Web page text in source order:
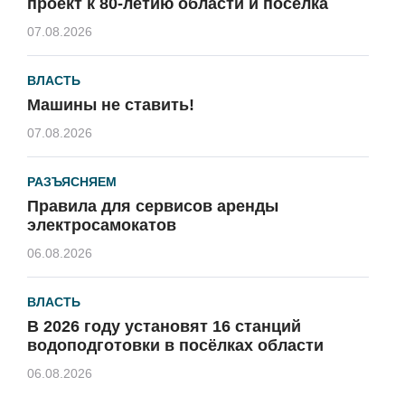
07.08.2026
ВЛАСТЬ
Машины не ставить!
07.08.2026
РАЗЪЯСНЯЕМ
Правила для сервисов аренды
электросамокатов
06.08.2026
ВЛАСТЬ
В 2026 году установят 16 станций
водоподготовки в посёлках области
06.08.2026